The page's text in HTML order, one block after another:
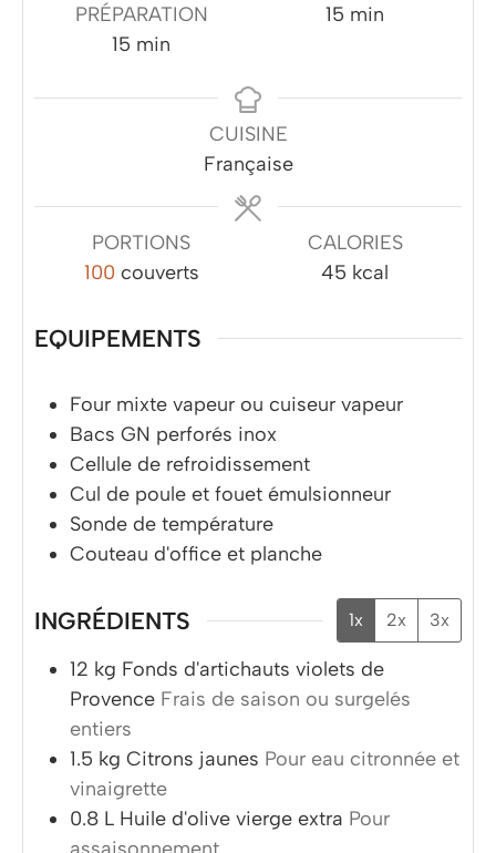
PRÉPARATION
15 minutes
min
15 minutes
min
CUISINE
Française
PORTIONS
100 couverts
CALORIES
45 kcal
EQUIPEMENTS
Four mixte vapeur ou cuiseur vapeur
Bacs GN perforés inox
Cellule de refroidissement
Cul de poule et fouet émulsionneur
Sonde de température
Couteau d'office et planche
INGRÉDIENTS 1x 2x 3x
12 kg Fonds d'artichauts violets de
Provence Frais de saison ou surgelés
entiers
1.5 kg Citrons jaunes Pour eau citronnée et
vinaigrette
0.8 L Huile d'olive vierge extra Pour